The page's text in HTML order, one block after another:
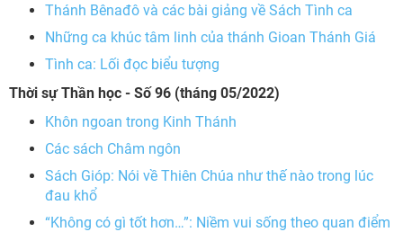
Thánh Bênađô và các bài giảng về Sách Tình ca
Những ca khúc tâm linh của thánh Gioan Thánh Giá
Tình ca: Lối đọc biểu tượng
Thời sự Thần học - Số 96 (tháng 05/2022)
Khôn ngoan trong Kinh Thánh
Các sách Châm ngôn
Sách Gióp: Nói về Thiên Chúa như thế nào trong lúc
đau khổ
“Không có gì tốt hơn…”: Niềm vui sống theo quan điểm